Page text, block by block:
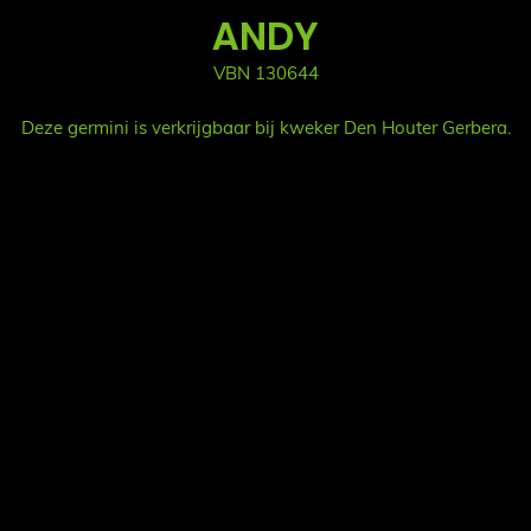
ANDY
VBN 130644
Deze germini is verkrijgbaar bij kweker Den Houter Gerbera.